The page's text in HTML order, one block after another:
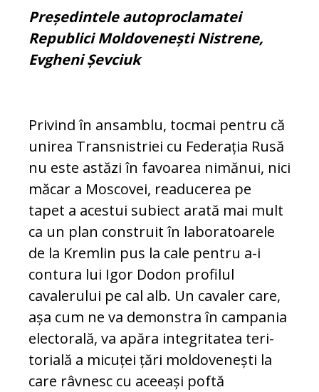
Președintele autoproclamatei
Republici Moldovenești Nistrene,
Evgheni Șevciuk
Privind în ansamblu, tocmai pentru că
unirea Transnistriei cu Federația Rusă
nu este astăzi în favoarea nimănui, nici
măcar a Moscovei, readucerea pe
tapet a acestui subiect arată mai mult
ca un plan cons­truit în laboratoarele
de la Kremlin pus la cale pentru a-i
contura lui Igor Dodon pro­filul
cavalerului pe cal alb. Un cavaler ca­re,
așa cum ne va demonstra în cam­pania
electorală, va apăra integritatea te­ri­
torială a micuței țări moldovenești la
care râvnesc cu aceeași poftă